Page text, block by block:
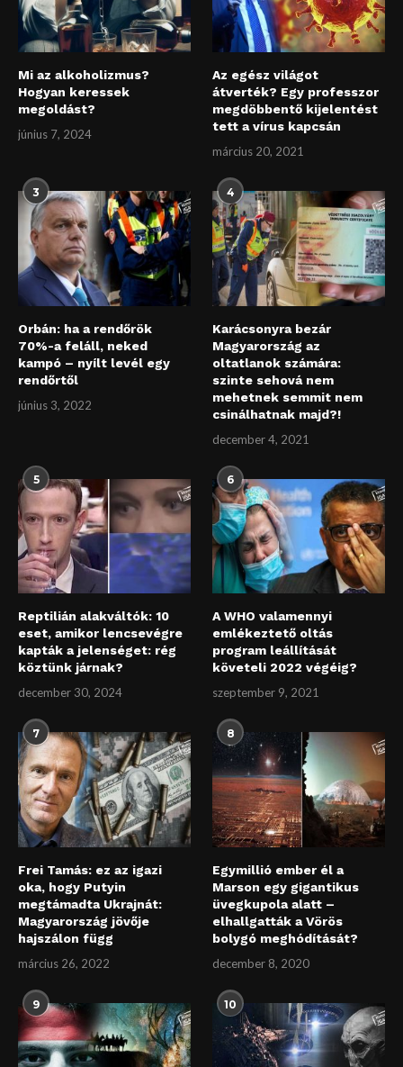
Mi az alkoholizmus?
Hogyan keressek
megoldást?
június 7, 2024
Az egész világot
átverték? Egy professzor
megdöbbentő kijelentést
tett a vírus kapcsán
március 20, 2021
3
Orbán: ha a rendőrök
70%-a feláll, neked
kampó – nyílt levél egy
rendőrtől
június 3, 2022
4
Karácsonyra bezár
Magyarország az
oltatlanok számára:
szinte sehová nem
mehetnek semmit nem
csinálhatnak majd?!
december 4, 2021
5
Reptilián alakváltók: 10
eset, amikor lencsevégre
kapták a jelenséget: rég
köztünk járnak?
december 30, 2024
6
A WHO valamennyi
emlékeztető oltás
program leállítását
követeli 2022 végéig?
szeptember 9, 2021
7
Frei Tamás: ez az igazi
oka, hogy Putyin
megtámadta Ukrajnát:
Magyarország jövője
hajszálon függ
március 26, 2022
8
Egymillió ember él a
Marson egy gigantikus
üvegkupola alatt –
elhallgatták a Vörös
bolygó meghódítását?
december 8, 2020
9 10